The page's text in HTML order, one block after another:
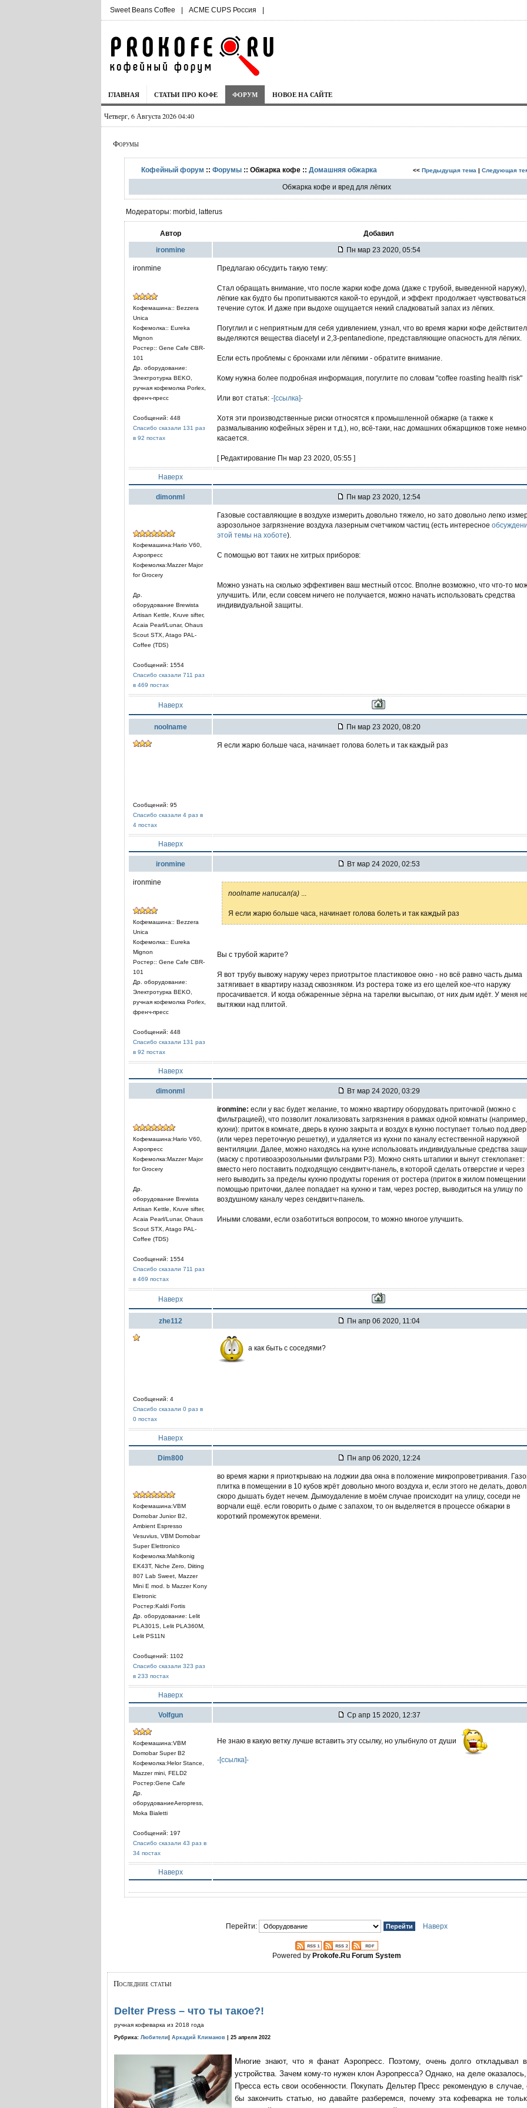
Sweet Beans Coffee | ACME CUPS Россия |
ГЛАВНАЯ СТАТЬИ ПРО КОФЕ ФОРУМ НОВОЕ НА САЙТЕ
Четверг, 6 Августа 2026 04:40
Форумы
Кофейный форум :: Форумы :: Обжарка кофе :: Домашняя обжарка << Предыдущая тема | Следующая
Обжарка кофе и вред для лёгких
Модераторы: morbid, latterus
Автор Добавил
ironmine Пн мар 23 2020, 05:54
ironmine
Кофемашина:: Bezzera
Unica
Кофемолка:: Eureka
Mignon
Ростер:: Gene Cafe CBR-
101
Др. оборудование:
Электротурка BEKO,
ручная кофемолка Porlex,
френч-пресс
Сообщений: 448
Спасибо сказали 131 раз
в 92 постах
Предлагаю обсудить такую тему:
Стал обращать внимание, что после жарки кофе дома (даже с трубой, выведенной наружу),
лёгкие как будто бы пропитываются какой-то ерундой, и эффект продолжает чувствоваться
течение суток. И даже при выдохе ощущается некий сладковатый запах из лёгких.
Погуглил и с неприятным для себя удивлением, узнал, что во время жарки кофе
выделяются вещества diacetyl и 2,3-pentanedione, представляющие опасность для лёгких.
Если есть проблемы с бронхами или лёгкими - обратите внимание.
Кому нужна более подробная информация, погуглите по словам "coffee roasting health risk"
Или вот статья: -[ссылка]-
Хотя эти производственные риски относятся к промышленной обжарке (а также к
размалыванию кофейных зёрен и т.д.), но, всё-таки, нас домашних обжарщиков тоже
касается.
[ Редактирование Пн мар 23 2020, 05:55 ]
Наверх
dimonml Пн мар 23 2020, 12:54
Кофемашина:Hario V60,
Аэропресс
Кофемолка:Mazzer Major
for Grocery
Др.
оборудование Brewista
Artisan Kettle, Kruve sifter,
Acaia Pearl/Lunar, Ohaus
Scout STX, Atago PAL-
Coffee (TDS)
Сообщений: 1554
Спасибо сказали 711 раз
в 469 постах
Газовые составляющие в воздухе измерить довольно тяжело, но зато довольно легко
аэрозольное загрязнение воздуха лазерным счетчиком частиц (есть интересное
этой темы на хоботе).
С помощью вот таких не хитрых приборов:
Можно узнать на сколько эффективен ваш местный отсос. Вполне возможно, что что-то
улучшить. Или, если совсем ничего не получается, можно начать использовать средства
индивидуальной защиты.
Наверх
noolname Пн мар 23 2020, 08:20
Сообщений: 95
Спасибо сказали 4 раз в
4 постах
Я если жарю больше часа, начинает голова болеть и так каждый раз
Наверх
ironmine Вт мар 24 2020, 02:53
ironmine
Кофемашина:: Bezzera
Unica
Кофемолка:: Eureka
Mignon
Ростер:: Gene Cafe CBR-
101
Др. оборудование:
Электротурка BEKO,
ручная кофемолка Porlex,
френч-пресс
Сообщений: 448
Спасибо сказали 131 раз
в 92 постах
noolname написал(а)
Я если жарю больше часа, начинает голова болеть и так каждый раз
Вы с трубой жарите?
Я вот трубу вывожу наружу через приотрытое пластиковое окно - но всё равно часть дыма
затягивает в квартиру назад сквозняком. Из ростера тоже из его щелей кое-что наружу
просачивается. И когда обжаренные зёрна на тарелки высыпаю, от них дым идёт. У меня
вытяжки над плитой.
Наверх
dimonml Вт мар 24 2020, 03:29
Кофемашина:Hario V60,
Аэропресс
Кофемолка:Mazzer Major
for Grocery
Др.
оборудование Brewista
Artisan Kettle, Kruve sifter,
Acaia Pearl/Lunar, Ohaus
Scout STX, Atago PAL-
Coffee (TDS)
Сообщений: 1554
Спасибо сказали 711 раз
в 469 постах
ironmine: если у вас будет желание, то можно квартиру оборудовать приточкой (можно с
фильтрацией), что позволит локализовать загрязнения в рамках одной комнаты (например,
кухни): приток в комнате, дверь в кухню закрыта и воздух в кухню поступает только под
(или через переточную решетку), и удаляется из кухни по каналу естественной наружной
вентиляции. Далее, можно находясь на кухне использовать индивидуальные средства
(маску с противоаэрозольными фильтрами P3). Можно снять штапики и вынут стеклопакет:
вместо него поставить подходящую сендвитч-панель, в которой сделать отверстие и через
него выводить за пределы кухню продукты горения от ростера (приток в жилом помещении
помощью приточки, далее попадает на кухню и там, через ростер, выводиться на улицу по
воздушному каналу через сендвитч-панель.
Иными словами, если озаботиться вопросом, то можно многое улучшить.
Наверх
zhe112 Пн апр 06 2020, 11:04
Сообщений: 4
Спасибо сказали 0 раз в
0 постах
а как быть с соседями?
Наверх
Dim800 Пн апр 06 2020, 12:24
Кофемашина:VBM
Domobar Junior B2,
Ambient Espresso
Vesuvius, VBM Domobar
Super Elettronico
Кофемолка:Mahlkonig
EK43T, Niche Zero, Diiting
807 Lab Sweet, Mazzer
Mini E mod. b Mazzer Kony
Eletronic
Ростер:Kaldi Fortis
Др. оборудование: Lelit
PLА301S, Lelit PLA360M,
Lelit PS11N
Сообщений: 1102
Спасибо сказали 323 раз
в 233 постах
во время жарки я приоткрываю на лоджии два окна в положение микропроветривания.
плитка в помещении в 10 кубов жрёт довольно много воздуха и, если этого не делать,
скоро дышать будет нечем. Дымоудаление в моём случае происходит на улицу, соседи не
ворчали ещё. если говорить о дыме с запахом, то он выделяется в процессе обжарки в
короткий промежуток времени.
Наверх
Volfgun Ср апр 15 2020, 12:37
Кофемашина:VBM
Domobar Super B2
Кофемолка:Helor Stance,
Mazzer mini, FELD2
Ростер:Gene Cafe
Др.
оборудованиеAeropress,
Moka Bialetti
Сообщений: 197
Спасибо сказали 43 раз в
34 постах
Не знаю в какую ветку лучше вставить эту ссылку, но улыбнуло от души
-[ссылка]-
Наверх
Перейти: Наверх
Powered by Prokofe.Ru Forum System
Последние статьи
Delter Press – что ты такое?!
ручная кофеварка из 2018 года
Рубрика: Любители Аркадий Климанов | 25 апреля 2022
Многие знают, что я фанат Аэропресс. Поэтому, очень долго откладывал
устройства. Зачем кому-то нужен клон Аэропресса? Однако, на деле
Пресса есть свои особенности. Покупать Дельтер Пресс рекомендую в
бы закончить статью, но давайте разберемся, почему эта кофеварка не